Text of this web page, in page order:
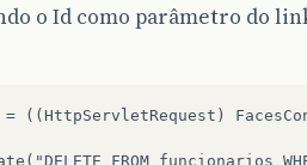
o Id como parâmetro do
((HttpServletRequest)